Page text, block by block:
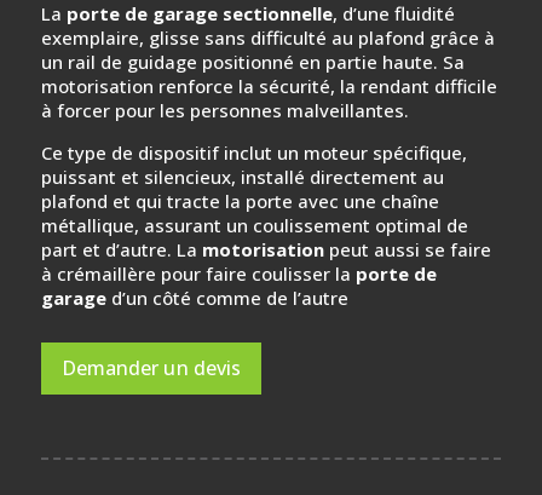
La porte de garage sectionnelle, d’une fluidité
exemplaire, glisse sans difficulté au plafond grâce à
un rail de guidage positionné en partie haute. Sa
motorisation renforce la sécurité, la rendant difficile
à forcer pour les personnes malveillantes.
Ce type de dispositif inclut un moteur spécifique,
puissant et silencieux, installé directement au
plafond et qui tracte la porte avec une chaîne
métallique, assurant un coulissement optimal de
part et d’autre. La motorisation peut aussi se faire
à crémaillère pour faire coulisser la porte de
garaged’un côté comme de l’autre
Demander un devis